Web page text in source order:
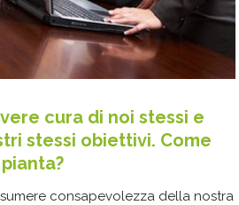
cura di noi stessi e
stessi obiettivi. Come
consapevolezza della nostra